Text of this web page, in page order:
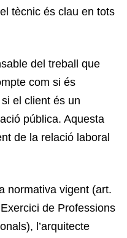
tècnic és clau en tots
del treball que
com si és
el client és un
pública. Aquesta
de la relació laboral
normativa vigent (art.
de Professions
l’arquitecte